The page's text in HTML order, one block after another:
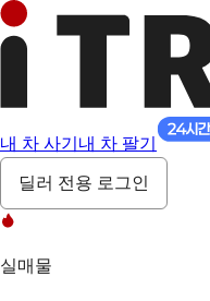
내 차 사기 내 차 팔기
딜러 전용 로그인
실매물